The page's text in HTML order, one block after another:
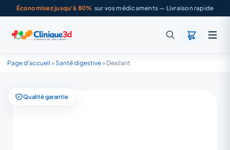
Économisez jusqu'à 80% sur vos médicaments — Livraison rapide
Page d'accueil »Santé digestive» Dexilant
Qualité garantie